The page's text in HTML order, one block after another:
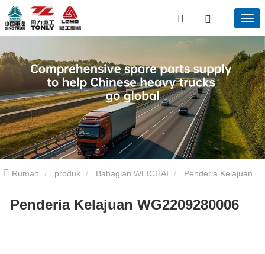
Rumah produk Bahagian WEICHAI
WG2209280006
Penderia Kelajuan WG2209280006